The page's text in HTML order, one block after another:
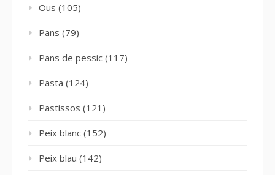
Ous (105)
Pans (79)
Pans de pessic (117)
Pasta (124)
Pastissos (121)
Peix blanc (152)
Peix blau (142)